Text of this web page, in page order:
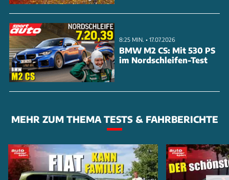
8:25 MIN. • 17.07.2026
BMW M2 CS: Mit 530 PS
im Nordschleifen-Test
MEHR ZUM THEMA TESTS & FAHRBERICHTE